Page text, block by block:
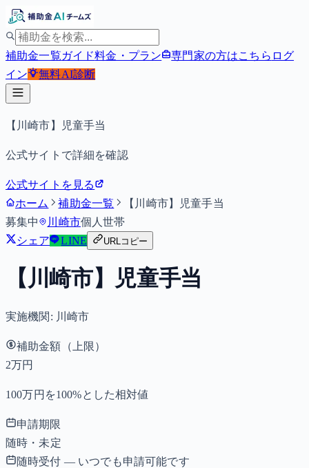
補助金一覧ガイド料金・プラン 専門家の方はこちら ログ
イン
無料AI診断
【川崎市】児童手当
公式サイトで詳細を確認
公式サイトを見る
ホーム
補助金一覧
【川崎市】児童手当
募集中
川崎市個人世帯
シェア
LINE URLコピー
【川崎市】児童手当
実施機関: 川崎市
補助金額（上限）
2万円
100万円を100%とした相対値
申請期限
随時・未定
随時受付 — いつでも申請可能です